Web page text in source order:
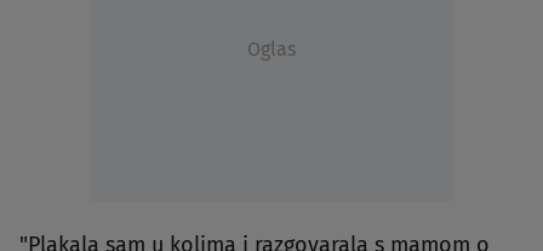
Oglas
"Plakala sam u kolima i razgovarala s mamom o